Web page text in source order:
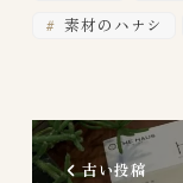
素材のハナシ
古い投稿